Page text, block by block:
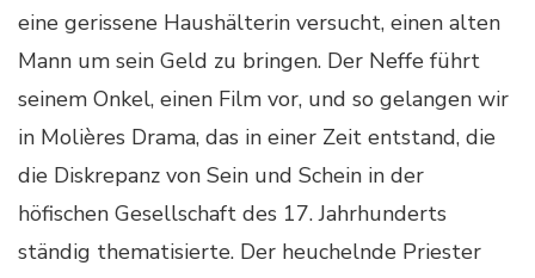
eine gerissene Haushälterin versucht, einen alten
Mann um sein Geld zu bringen. Der Neffe führt
seinem Onkel, einen Film vor, und so gelangen wir
in Molières Drama, das in einer Zeit entstand, die
die Diskrepanz von Sein und Schein in der
höfischen Gesellschaft des 17. Jahrhunderts
ständig thematisierte. Der heuchelnde Priester